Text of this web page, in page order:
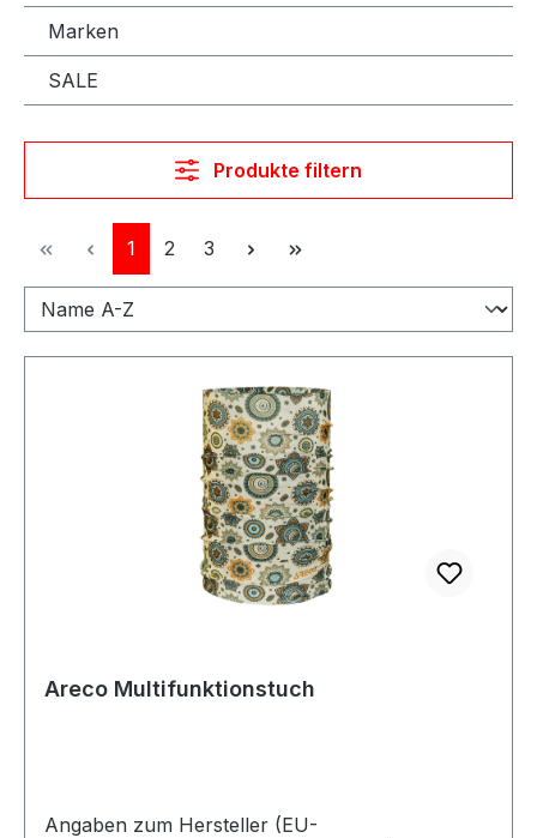
Marken
SALE
Produkte filtern
Seite
1 Seite
2 Seite
3
Areco Multifunktionstuch
Angaben zum Hersteller (EU-